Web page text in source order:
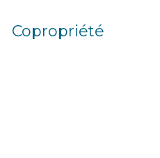
Copropriété